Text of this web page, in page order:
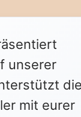
unserer
mit eurer